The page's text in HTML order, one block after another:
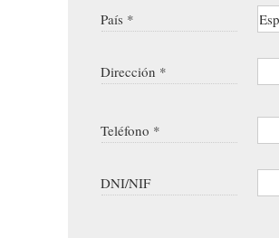
País *
Dirección *
Teléfono *
DNI/NIF